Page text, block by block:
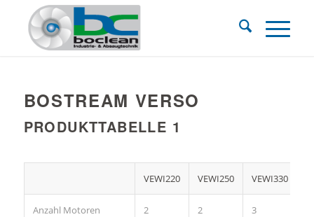
BOSTREAM VERSO
PRODUKTTABELLE 1
VEWI220 VEWI250 VEWI330
Anzahl Motoren 2 2 3